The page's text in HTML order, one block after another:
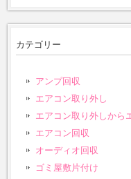
カテゴリー
アンプ回収
エアコン取り外し
エアコン取り外しから
エアコン回収
オーディオ回収
ゴミ屋敷片付け